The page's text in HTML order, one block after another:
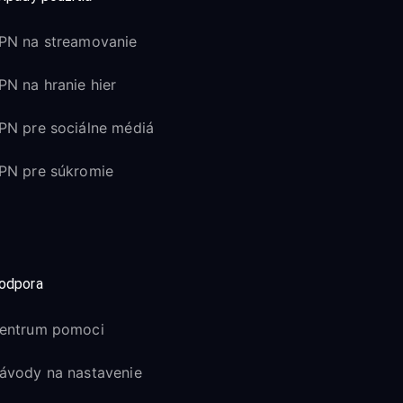
na streamovanie
na hranie hier
pre sociálne médiá
pre súkromie
pomoci
na nastavenie